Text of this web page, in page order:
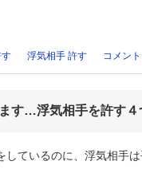
浮気相手 許す コメント
す…浮気相手を許す４
しているのに、浮気相手